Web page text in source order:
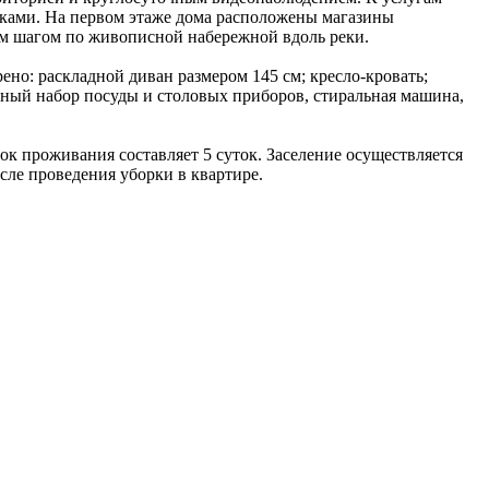
На первом этаже дома расположены магазины
шагом по живописной набережной вдоль реки.
раскладной диван размером 145 см; кресло-кровать;
набор посуды и столовых приборов, стиральная машина,
проживания составляет 5 суток. Заселение осуществляется
проведения уборки в квартире.